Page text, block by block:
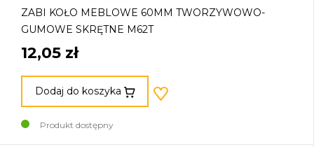
ZABI KOŁO MEBLOWE 60MM TWORZYWOWO-
GUMOWE SKRĘTNE M62T
12,05 zł
Dodaj do koszyka
Produkt dostępny